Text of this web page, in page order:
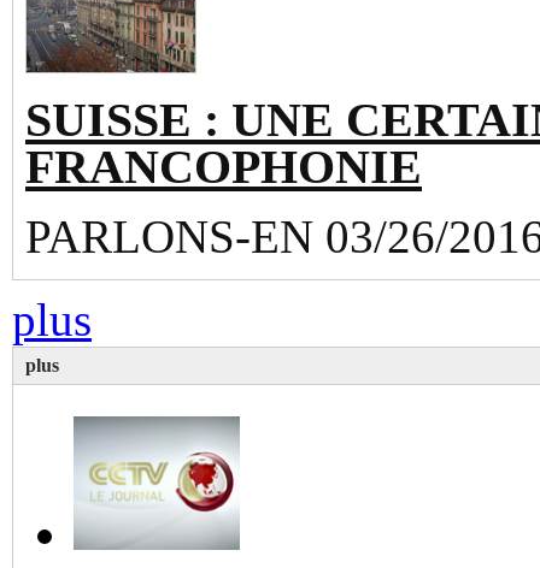
SUISSE : UNE
FRANCOPHONIE
PARLONS-EN 03/26/
plus
plus